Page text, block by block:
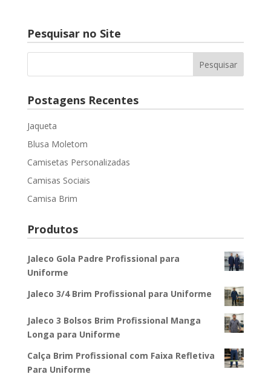
Pesquisar no Site
Postagens Recentes
Jaqueta
Blusa Moletom
Camisetas Personalizadas
Camisas Sociais
Camisa Brim
Produtos
Jaleco Gola Padre Profissional para
Uniforme
Jaleco 3/4 Brim Profissional para Uniforme
Jaleco 3 Bolsos Brim Profissional Manga
Longa para Uniforme
Calça Brim Profissional com Faixa Refletiva
Para Uniforme